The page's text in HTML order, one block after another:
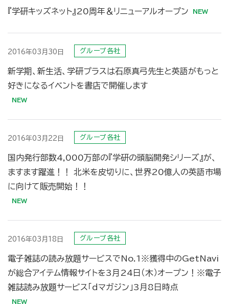
『学研キッズネット』20周年＆リニューアルオープン
2016年03月30日 グループ各社
新学期、新生活、学研プラスは石原真弓先生と英語がもっと
好きになるイベントを書店で開催します
2016年03月22日 グループ各社
国内発行部数4,000万部の『学研の頭脳開発シリーズ』が、
ますます躍進！！ 北米を皮切りに、世界20億人の英語市場
に向けて販売開始！！
2016年03月18日 グループ各社
電子雑誌の読み放題サービスでNo.1※獲得中のGetNavi
が総合アイテム情報サイトを3月24日（木）オープン！※電子
雑誌読み放題サービス「dマガジン」3月8日時点